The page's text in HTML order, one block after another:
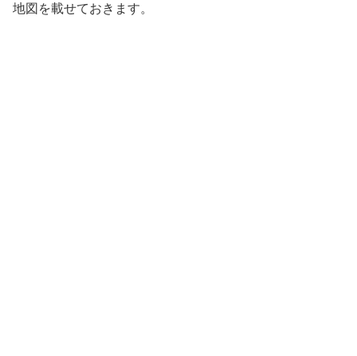
地図を載せておきます。